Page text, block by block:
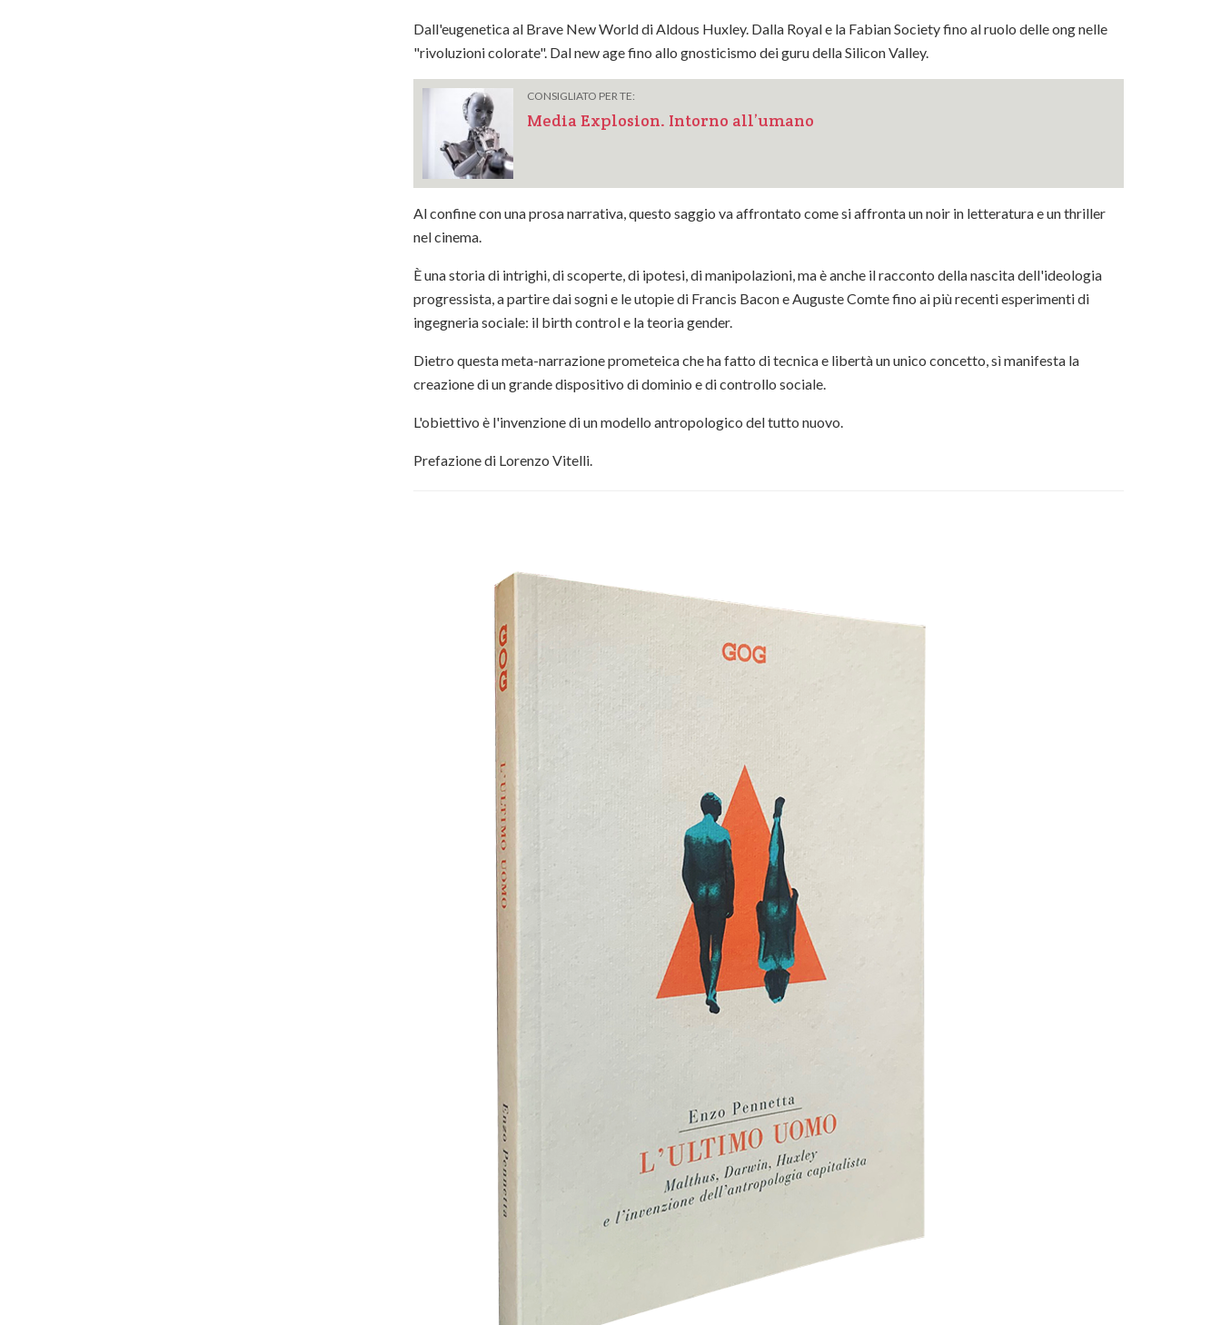
Dall'eugenetica al Brave New World di Aldous Huxley. Dalla Royal e la Fabian Society fino al ruolo delle ong nelle
"rivoluzioni colorate". Dal new age fino allo gnosticismo dei guru della Silicon Valley.
CONSIGLIATO PER TE:
Media Explosion. Intorno all’umano
Al confine con una prosa narrativa, questo saggio va affrontato come si affronta un noir in letteratura e un thriller
nel cinema.
È una storia di intrighi, di scoperte, di ipotesi, di manipolazioni, ma è anche il racconto della nascita dell'ideologia
progressista, a partire dai sogni e le utopie di Francis Bacon e Auguste Comte fino ai più recenti esperimenti di
ingegneria sociale: il birth control e la teoria gender.
Dietro questa meta-narrazione prometeica che ha fatto di tecnica e libertà un unico concetto, sì manifesta la
creazione di un grande dispositivo di dominio e di controllo sociale.
L'obiettivo è l'invenzione di un modello antropologico del tutto nuovo.
Prefazione di Lorenzo Vitelli.